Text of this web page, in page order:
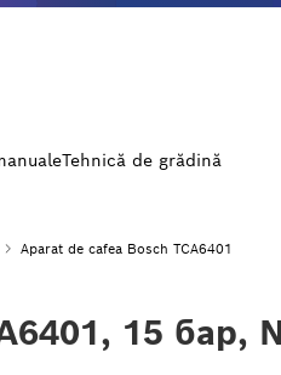
Tehnică de grădină
Aparat de cafea Bosch TCA6401
15 бар,